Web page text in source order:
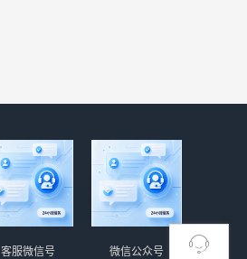
微信公众号
客服微信号